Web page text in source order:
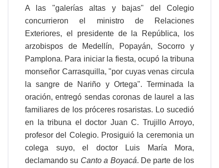
A las "galerías altas y bajas" del Colegio
concurrieron el ministro de Relaciones
Exteriores, el presidente de la República, los
arzobispos de Medellín, Popayán, Socorro y
Pamplona. Para iniciar la fiesta, ocupó la tribuna
monseñor Carrasquilla, "por cuyas venas circula
la sangre de Nariño y Ortega". Terminada la
oración, entregó sendas coronas de laurel a las
familiares de los próceres rosaristas. Lo sucedió
en la tribuna el doctor Juan C. Trujillo Arroyo,
profesor del Colegio. Prosiguió la ceremonia un
colega suyo, el doctor Luis María Mora,
declamando su Canto a Boyacá. De parte de los